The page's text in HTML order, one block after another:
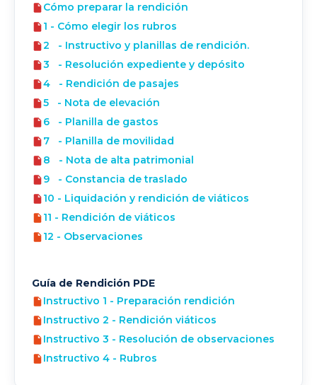
Cómo preparar la rendición
1 - Cómo elegir los rubros
2 - Instructivo y planillas de rendición.
3 - Resolución expediente y depósito
4 - Rendición de pasajes
5 - Nota de elevación
6 - Planilla de gastos
7 - Planilla de movilidad
8 - Nota de alta patrimonial
9 - Constancia de traslado
10 - Liquidación y rendición de viáticos
11 - Rendición de viáticos
12 - Observaciones
Guía de Rendición PDE
Instructivo 1 - Preparación rendición
Instructivo 2 - Rendición viáticos
Instructivo 3 - Resolución de observaciones
Instructivo 4 - Rubros